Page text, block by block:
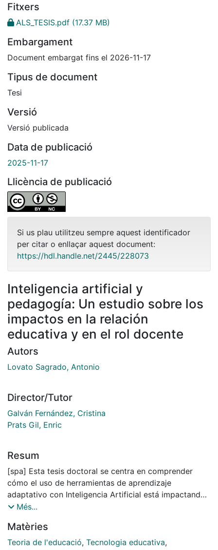
Fitxers
ALS_TESIS.pdf (17.37 MB)
Embargament
Document embargat fins el 2026-11-17
Tipus de document
Tesi
Versió
Versió publicada
Data de publicació
2025-11-17
Llicència de publicació
Si us plau utilitzeu sempre aquest identificador
per citar o enllaçar aquest document:
https://hdl.handle.net/2445/228073
Inteligencia artificial y
pedagogía: Un estudio sobre los
impactos en la relación
educativa y en el rol docente
Autors
Lovato Sagrado, Antonio
Director/Tutor
Galván Fernández, Cristina
Prats Gil, Enric
Resum
[spa] Esta tesis doctoral se centra en comprender
cómo el uso de herramientas de aprendizaje
adaptativo con Inteligencia Artificial está impactando
el rol docente y la relación educativa en el contexto
investigación parte de tres hipótesis complementarias:
(H1) la IA tiene potencial para agilizar tareas del
Més...
Matèries
Teoria de l'educació, Tecnologia educativa,